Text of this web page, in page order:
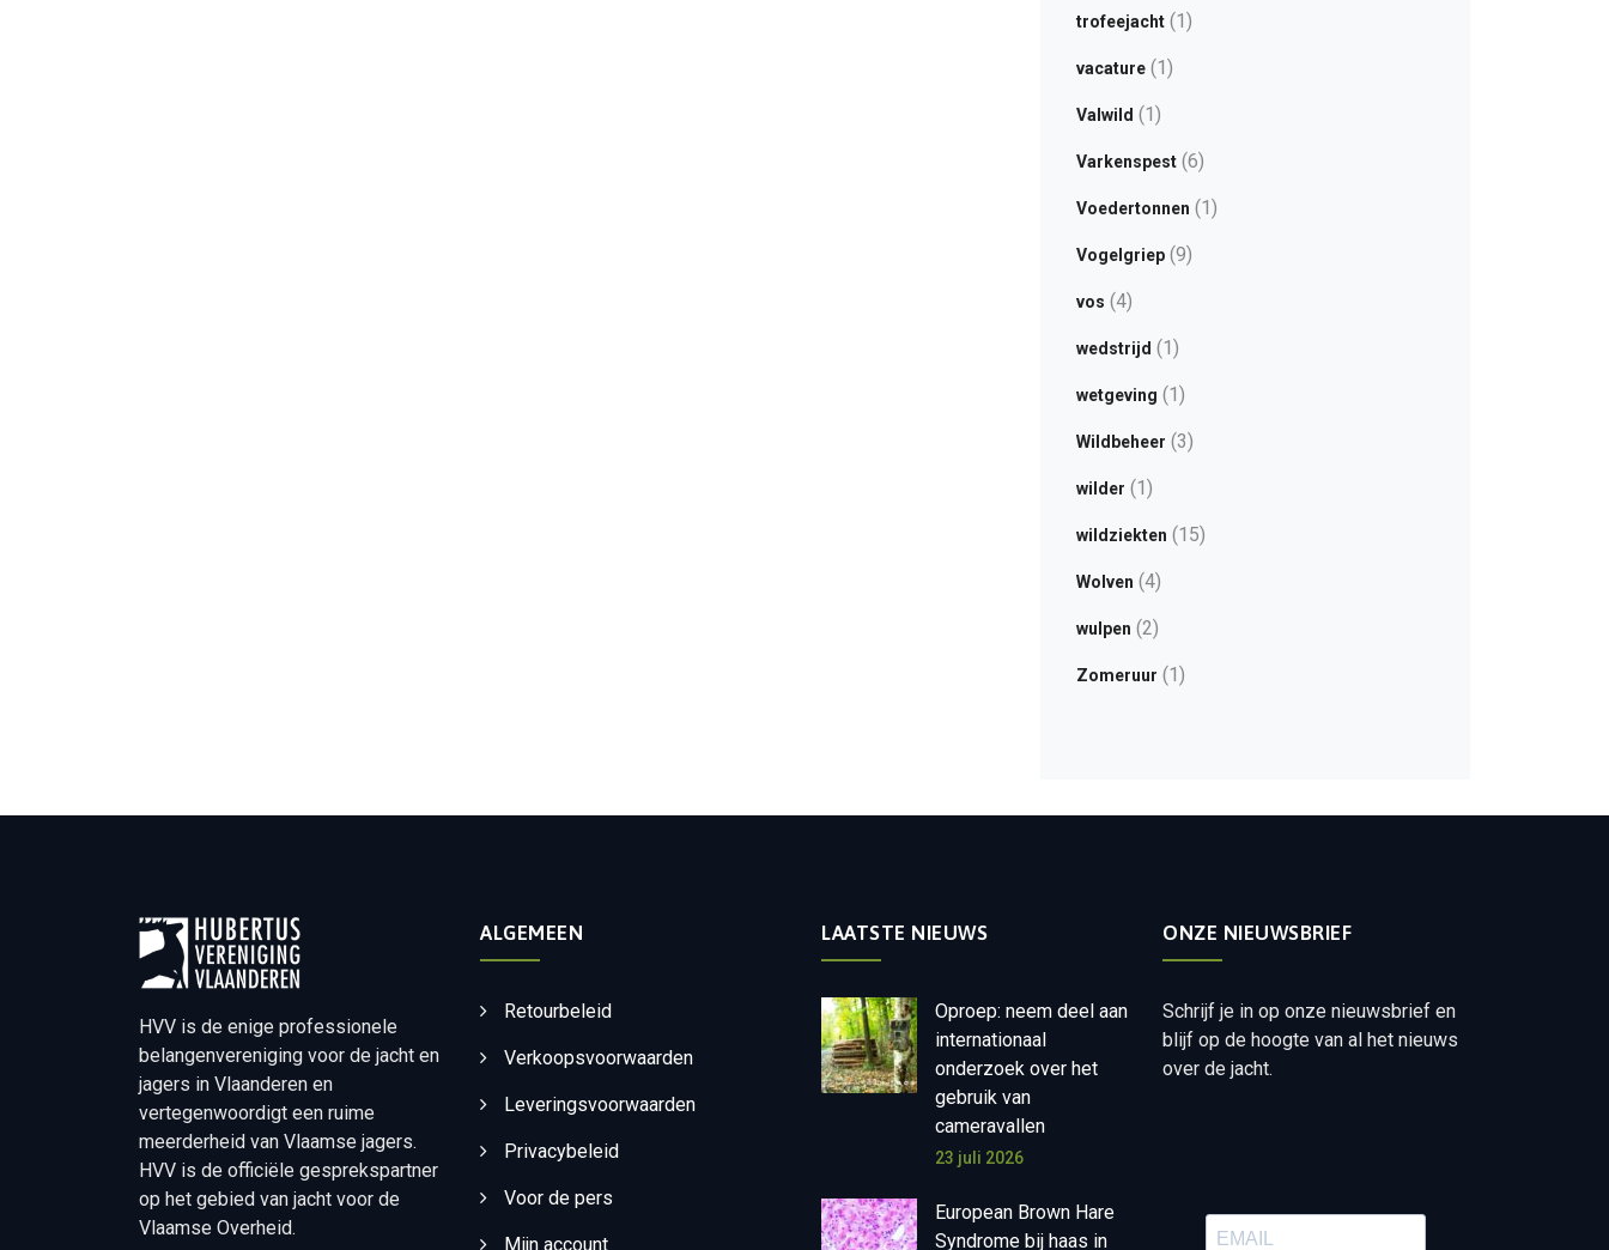
trofeejacht(1)
vacature(1)
Valwild (1)
Varkenspest(6)
Voedertonnen (1)
Vogelgriep(9)
vos (4)
wedstrijd (1)
wetgeving (1)
Wildbeheer (3)
wilder (1)
wildziekten (15)
Wolven (4)
wulpen (2)
Zomeruur (1)
HVV is de enige professionele
belangenvereniging voor de jacht en
jagers in Vlaanderen en
vertegenwoordigt een ruime
meerderheid van Vlaamse jagers.
HVV is de officiële gesprekspartner
op het gebied van jacht voor de
Vlaamse Overheid.
ALGEMEEN
Retourbeleid
Verkoopsvoorwaarden
Leveringsvoorwaarden
Privacybeleid
Voor de pers
Mijn account
LAATSTE NIEUWS
Oproep: neem deel aan
internationaal
onderzoek over het
gebruik van
cameravallen
23 juli 2026
European Brown Hare
Syndrome bij haas in
ONZE NIEUWSBRIEF
Schrijf je in op onze nieuwsbrief en
blijf op de hoogte van al het nieuws
over de jacht.